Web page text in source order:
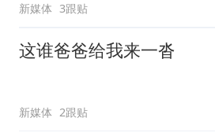
新媒体 3跟贴
这谁爸爸给我来一沓
新媒体 2跟贴